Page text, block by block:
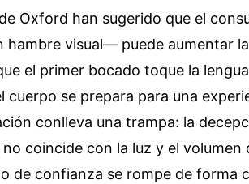
Oxford han sugerido que el
visual— puede aumentar
el primer bocado toque la
cuerpo se prepara para una
conlleva una trampa: la
coincide con la luz y el volumen
de confianza se rompe de forma